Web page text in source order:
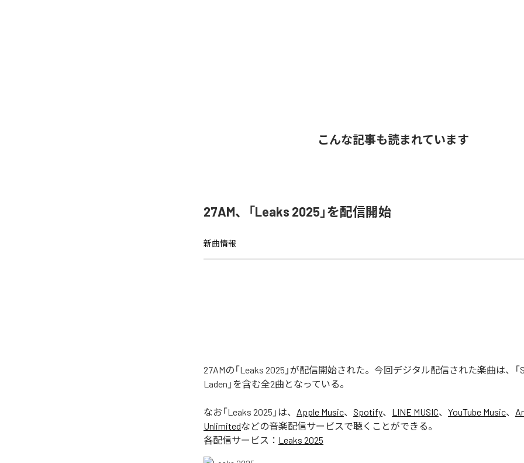
こんな記事も読まれています
27AM、「Leaks 2025」を配信開始
新曲情報
27AMの「Leaks 2025」が配信開始された。今回デジタル配信された楽曲は、「
Laden」を含む全2曲となっている。
なお「Leaks 2025 」は、 Apple Music、 Spotify、 LINE MUSIC、 YouTube Music、
Unlimitedなどの音楽配信サービスで聴くことができる。
各配信サービス： Leaks 2025